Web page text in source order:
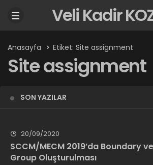
Veli Kadir
Anasayfa Etiket: Site assignment
Site assignment
SON YAZILAR
20/09/2020
SCCM/MECM 2019’da Boundary
Group Oluşturulması